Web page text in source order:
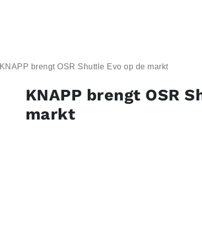
KNAPP brengt OSR Shuttle Evo op de markt
KNAPP brengt OSR
markt